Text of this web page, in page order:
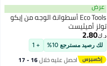
عرض
Eco Tools أسطوانة الوجه من إيكو
تولز أميثيست
د.ك‏2.80
لك رصيد مسترجع 10% + 1
احصل عليه خلال 16 - 17